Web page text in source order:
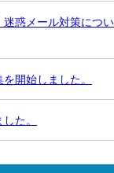
迷惑メール対策につい
開始しました。
た。